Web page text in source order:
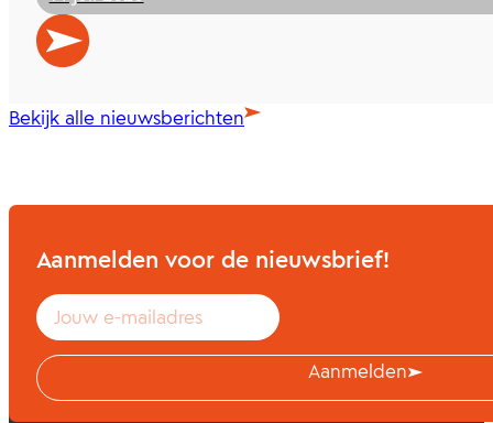
Bekijk alle nieuwsberichten
Aanmelden voor de nieuwsbrief!
Aanmelden